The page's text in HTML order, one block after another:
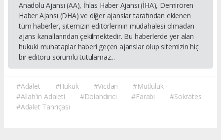
Anadolu Ajansı (AA), İhlas Haber Ajansı (İHA), Demirören
Haber Ajansı (DHA) ve diğer ajanslar tarafından eklenen
tüm haberler, sitemizin editörlerinin müdahalesi olmadan
ajans kanallarından çekilmektedir. Bu haberlerde yer alan
hukuki muhataplar haberi geçen ajanslar olup sitemizin hiç
bir editörü sorumlu tutulamaz...
#Adalet #Hukuk #Vicdan
#Mutluluk
#Allah'ın Adaleti
#Dolandırıcı #Farabi
#Sokrates
#Adalet Tanrıçası